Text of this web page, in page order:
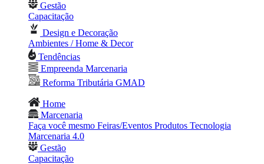
Gestão
Capacitação
Design e Decoração
Ambientes / Home & Decor
Tendências
Empreenda Marcenaria
Reforma Tributária GMAD
Home
Marcenaria
Faça você mesmo Feiras/Eventos Produtos Tecnologia
Marcenaria 4.0
Gestão
Capacitação